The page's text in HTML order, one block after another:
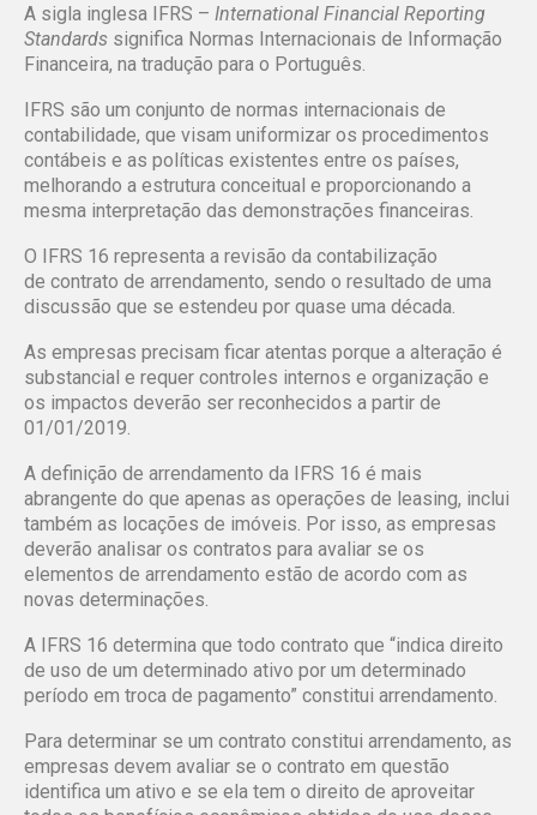
A sigla inglesa IFRS – International Financial Reporting
Standards significa Normas Internacionais de Informação
Financeira, na tradução para o Português.
IFRS são um conjunto de normas internacionais de
contabilidade, que visam uniformizar os procedimentos
contábeis e as políticas existentes entre os países,
melhorando a estrutura conceitual e proporcionando a
mesma interpretação das demonstrações financeiras.
O IFRS 16 representa a revisão da contabilização
de contrato de arrendamento, sendo o resultado de uma
discussão que se estendeu por quase uma década.
As empresas precisam ficar atentas porque a alteração é
substancial e requer controles internos e organização e
os impactos deverão ser reconhecidos a partir de
01/01/2019.
A definição de arrendamento da IFRS 16 é mais
abrangente do que apenas as operações de leasing, inclui
também as locações de imóveis. Por isso, as empresas
deverão analisar os contratos para avaliar se os
elementos de arrendamento estão de acordo com as
novas determinações.
A IFRS 16 determina que todo contrato que “indica direito
de uso de um determinado ativo por um determinado
período em troca de pagamento” constitui arrendamento.
Para determinar se um contrato constitui arrendamento, as
empresas devem avaliar se o contrato em questão
identifica um ativo e se ela tem o direito de aproveitar